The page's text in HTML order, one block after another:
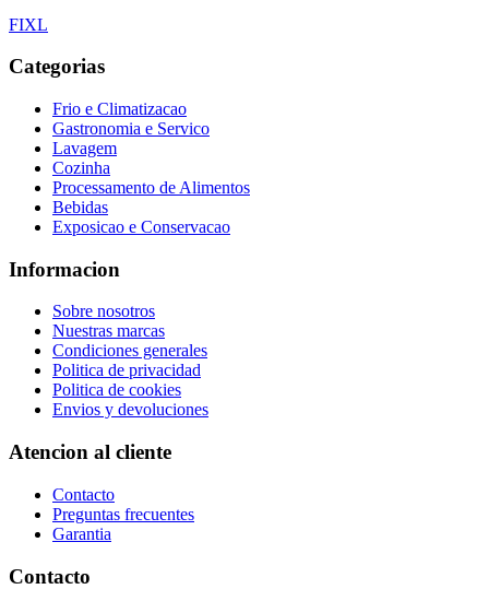
FIXL
Categorias
Frio e Climatizacao
Gastronomia e Servico
Lavagem
Cozinha
Processamento de Alimentos
Bebidas
Exposicao e Conservacao
Informacion
Sobre nosotros
Nuestras marcas
Condiciones generales
Politica de privacidad
Politica de cookies
Envios y devoluciones
Atencion al cliente
Contacto
Preguntas frecuentes
Garantia
Contacto